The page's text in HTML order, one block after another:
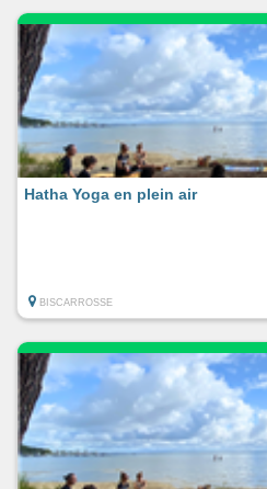
Hatha Yoga en plein air
BISCARROSSE